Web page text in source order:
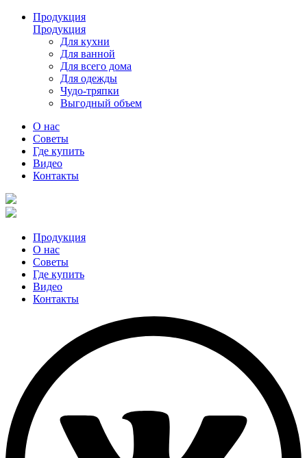
Продукция
Продукция
Для кухни
Для ванной
Для всего дома
Для одежды
Чудо-тряпки
Выгодный объем
О нас
Советы
Где купить
Видео
Контакты
Продукция
О нас
Советы
Где купить
Видео
Контакты